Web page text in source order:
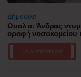
Δημοφιλή
Ουαλία: Άνδρας
οροφή νοσοκομείου
Περισσότερα